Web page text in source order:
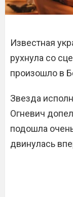
Известная
рухнула со
произошло в
Звезда
Огневич
подошла
двинулась